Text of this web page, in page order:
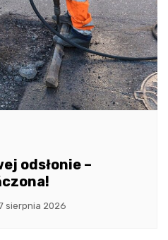
odsłonie –
sierpnia 2026